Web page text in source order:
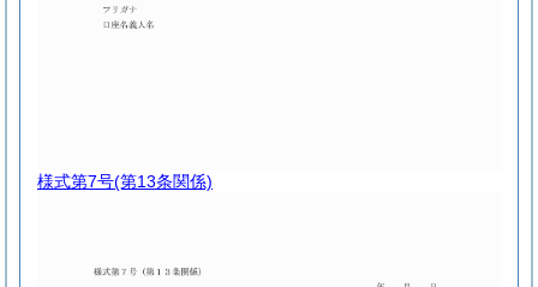
様式第7号(第13条関係)